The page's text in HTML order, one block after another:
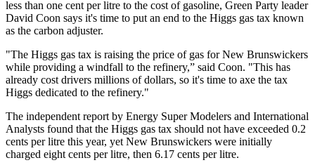
less than one cent per litre to the cost of gasoline, Green Party leader
David Coon says it's time to put an end to the Higgs gas tax known
as the carbon adjuster.
"The Higgs gas tax is raising the price of gas for New Brunswickers
while providing a windfall to the refinery,” said Coon. "This has
already cost drivers millions of dollars, so it's time to axe the tax
Higgs dedicated to the refinery."
The independent report by Energy Super Modelers and International
Analysts found that the Higgs gas tax should not have exceeded 0.2
cents per litre this year, yet New Brunswickers were initially
charged eight cents per litre, then 6.17 cents per litre.